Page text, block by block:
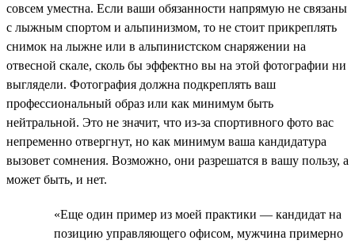
совсем уместна. Если ваши обязанности напрямую не связаны
с лыжным спортом и альпинизмом, то не стоит прикреплять
снимок на лыжне или в альпинистском снаряжении на
отвесной скале, сколь бы эффектно вы на этой фотографии ни
выглядели. Фотография должна подкреплять ваш
профессиональный образ или как минимум быть
нейтральной. Это не значит, что из-за спортивного фото вас
непременно отвергнут, но как минимум ваша кандидатура
вызовет сомнения. Возможно, они разрешатся в вашу пользу, а
может быть, и нет.
«Еще один пример из моей практики — кандидат на
позицию управляющего офисом, мужчина примерно